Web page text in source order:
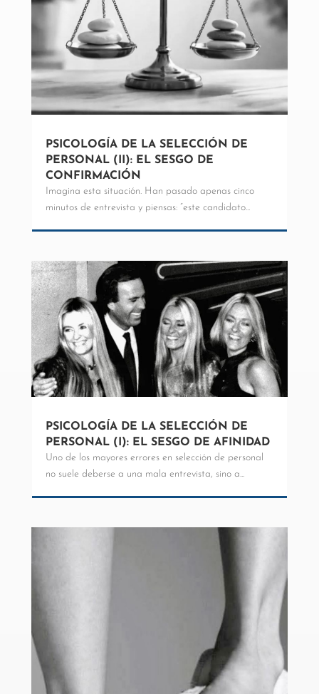
PSICOLOGÍA DE LA SELECCIÓN DE
PERSONAL (II): EL SESGO DE
CONFIRMACIÓN
Imagina esta situación. Han pasado apenas cinco
minutos de entrevista y piensas: “este candidato...
PSICOLOGÍA DE LA SELECCIÓN DE
PERSONAL (I): EL SESGO DE AFINIDAD
Uno de los mayores errores en selección de personal
no suele deberse a una mala entrevista, sino a...